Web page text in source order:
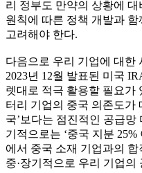
리 정부도 만약의 상황에
원칙에 따른 정책 개발과
고려해야 한다.
다음으로 우리 기업에 대한
2023년 12월 발표된 미국
렛대로 적극 활용할 필요가
터리 기업의 중국 의존도가
국’보다는 점진적인 공급
기적으로는 ‘중국 지분
에서 중국 소재 기업과의
중·장기적으로 우리 기업